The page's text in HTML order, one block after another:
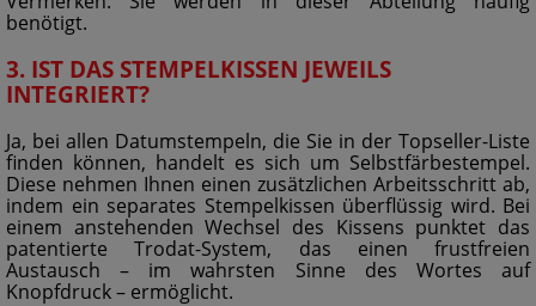
benötigt.
3. IST DAS STEMPELKISSEN JEWEILS
INTEGRIERT?
Ja, bei allen Datumstempeln, die Sie in der Topseller-Liste
finden können, handelt es sich um Selbstfärbestempel.
Diese nehmen Ihnen einen zusätzlichen Arbeitsschritt ab,
indem ein separates Stempelkissen überflüssig wird. Bei
einem anstehenden Wechsel des Kissens punktet das
patentierte Trodat-System, das einen frustfreien
Austausch – im wahrsten Sinne des Wortes auf
Knopfdruck – ermöglicht.